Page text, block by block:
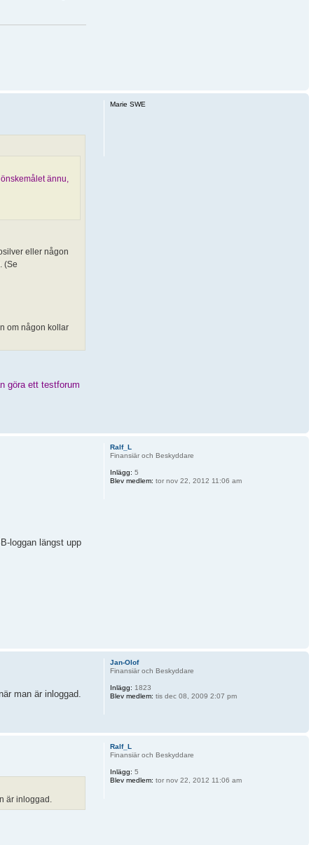
ännu,
eller någon
(Se
om någon kollar
göra ett testforum
Marie SWE
loggan längst upp
Ralf_L
Finansiär och Beskyddare
Inlägg: 5
Blev medlem: tor nov 22, 2012 11:06 am
man är inloggad.
Jan-Olof
Finansiär och Beskyddare
Inlägg: 1823
Blev medlem: tis dec 08, 2009 2:07 pm
är inloggad.
Ralf_L
Finansiär och Beskyddare
Inlägg: 5
Blev medlem: tor nov 22, 2012 11:06 am